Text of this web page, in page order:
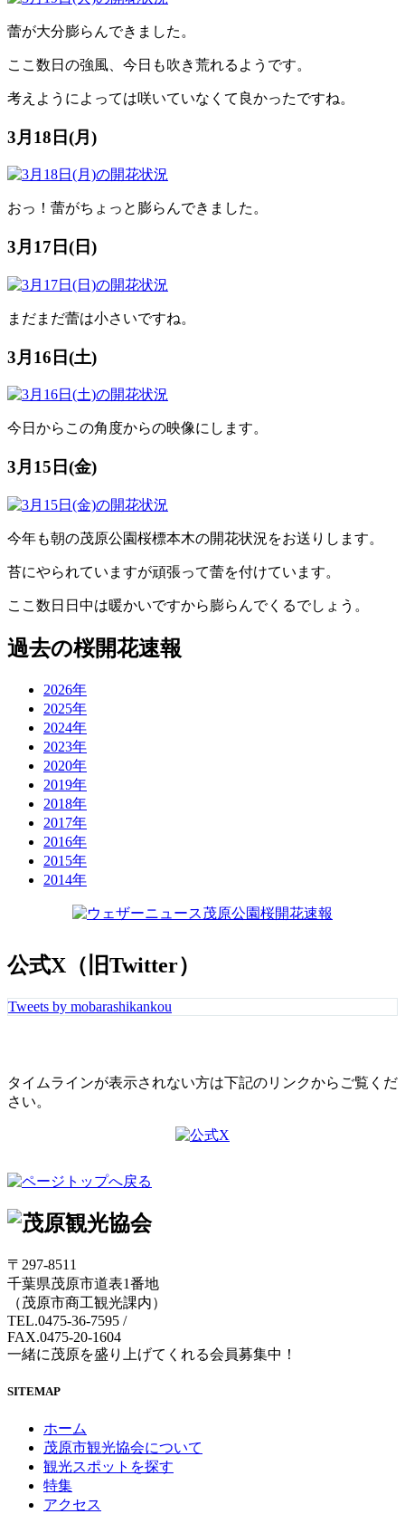
蕾が大分膨らんできました。
ここ数日の強風、今日も吹き荒れるようです。
考えようによっては咲いていなくて良かったですね。
3月18日(月)
おっ！蕾がちょっと膨らんできました。
3月17日(日)
まだまだ蕾は小さいですね。
3月16日(土)
今日からこの角度からの映像にします。
3月15日(金)
今年も朝の茂原公園桜標本木の開花状況をお送りします。
苔にやられていますが頑張って蕾を付けています。
ここ数日日中は暖かいですから膨らんでくるでしょう。
過去の桜開花速報
2026年
2025年
2024年
2023年
2020年
2019年
2018年
2017年
2016年
2015年
2014年
公式X（旧Twitter）
Tweets by mobarashikankou
タイムラインが表示されない方は下記のリンクからご覧くだ
さい。
〒297-8511
千葉県茂原市道表1番地
（茂原市商工観光課内）
TEL.0475-36-7595 /
FAX.0475-20-1604
一緒に茂原を盛り上げてくれる会員募集中！
SITEMAP
ホーム
茂原市観光協会について
観光スポットを探す
特集
アクセス